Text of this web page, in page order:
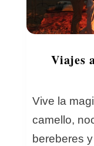
Viajes
Vive la
camello,
bereberes